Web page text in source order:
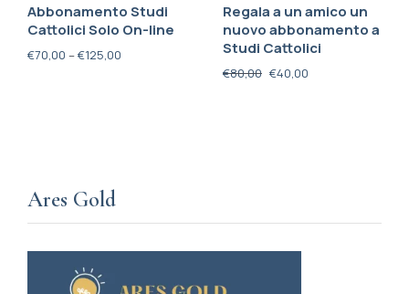
Abbonamento Studi
Cattolici Solo On-line
€70,00 –€125,00
Regala a un amico un
nuovo abbonamento a
Studi Cattolici
€80,00 €40,00
Ares Gold